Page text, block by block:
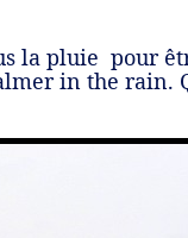
la pluie pour
in the rain.